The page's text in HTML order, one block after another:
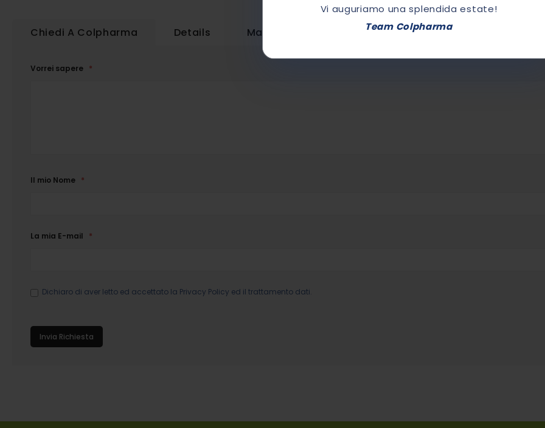
Vi auguriamo una splendida estate!
Team Colpharma
Chiedi A Colpharma
Vorrei sapere
Il mio Nome
La mia E-mail
Dichiaro di aver letto ed accettato la Privacy Policy ed il trattamento dati.
Invia Richiesta
Details Maggiori Informazioni Recensioni